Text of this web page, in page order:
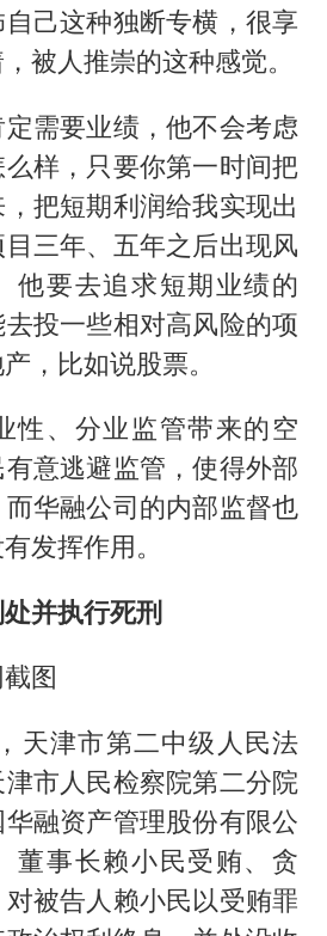
己这种独断专横，很享
被人推崇的这种感觉。
需要业绩，他不会考虑
样，只要你第一时间把
把短期利润给我实现出
三年、五年之后出现风
他要去追求短期业绩的
投一些相对高风险的项
，比如说股票。
性、分业监管带来的空
意逃避监管，使得外部
华融公司的内部监督也
发挥作用。
并执行死刑
图
天津市第二中级人民法
市人民检察院第二分院
融资产管理股份有限公
董事长赖小民受贿、贪
被告人赖小民以受贿罪